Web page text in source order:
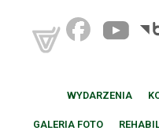
WYDARZENIA
GALERIA FOTO